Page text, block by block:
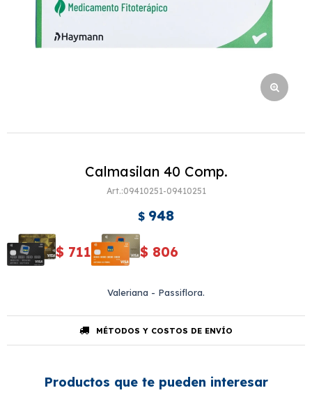
Calmasilan 40 Comp.
09410251-09410251
$ 948
$ 711 $ 806
Valeriana - Passiflora.
MÉTODOS Y COSTOS DE ENVÍO
Productos que te pueden interesar